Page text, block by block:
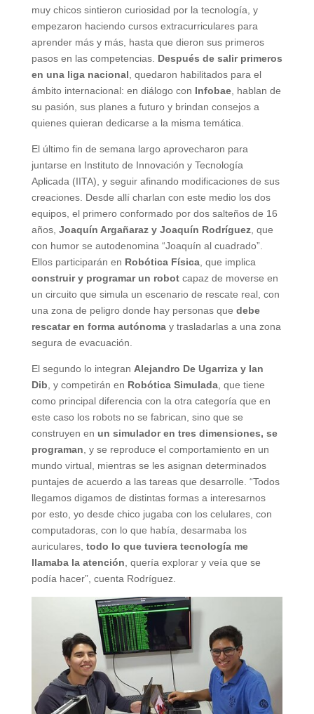
muy chicos sintieron curiosidad por la tecnología, y
empezaron haciendo cursos extracurriculares para
aprender más y más, hasta que dieron sus primeros
pasos en las competencias. Después de salir primeros
en una liga nacional , quedaron habilitados para el
ámbito internacional: en diálogo con Infobae, hablan de
su pasión, sus planes a futuro y brindan consejos a
quienes quieran dedicarse a la misma temática.
El último fin de semana largo aprovecharon para
juntarse en Instituto de Innovación y Tecnología
Aplicada (IITA), y seguir afinando modificaciones de sus
creaciones. Desde allí charlan con este medio los dos
equipos, el primero conformado por dos salteños de 16
años, Joaquín Argañaraz y Joaquín Rodríguez, que
con humor se autodenomina “Joaquín al cuadrado”.
Ellos participarán en Robótica Física, que implica
construir y programar un robot capaz de moverse en
un circuito que simula un escenario de rescate real, con
una zona de peligro donde hay personas que debe
rescatar en forma autónomay trasladarlas a una zona
segura de evacuación.
El segundo lo integran Alejandro De Ugarriza y Ian
Dib , y competirán en Robótica Simulada, que tiene
como principal diferencia con la otra categoría que en
este caso los robots no se fabrican, sino que se
construyen en un simulador en tres dimensiones, se
programan , y se reproduce el comportamiento en un
mundo virtual, mientras se les asignan determinados
puntajes de acuerdo a las tareas que desarrolle. “Todos
llegamos digamos de distintas formas a interesarnos
por esto, yo desde chico jugaba con los celulares, con
computadoras, con lo que había, desarmaba los
auriculares, todo lo que tuviera tecnología me
llamaba la atención , quería explorar y veía que se
podía hacer”, cuenta Rodríguez.